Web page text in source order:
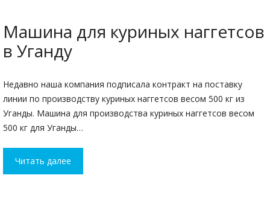
Машина для куриных наггетсов
в Уганду
Недавно наша компания подписала контракт на поставку
линии по производству куриных наггетсов весом 500 кг из
Уганды. Машина для производства куриных наггетсов весом
500 кг для Уганды…
Читать далее